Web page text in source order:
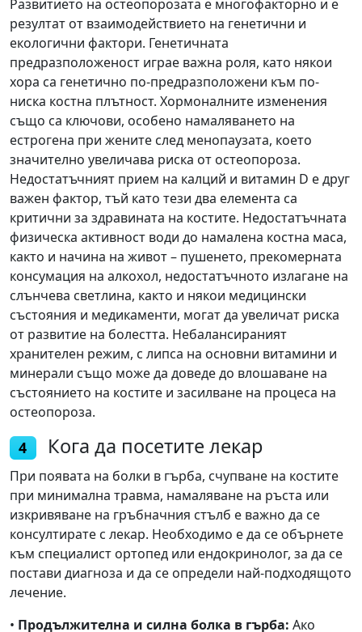
Развитието на остеопорозата е многофакторно и е
резултат от взаимодействието на генетични и
екологични фактори. Генетичната
предразположеност играе важна роля, като някои
хора са генетично по-предразположени към по-
ниска костна плътност. Хормоналните изменения
също са ключови, особено намаляването на
естрогена при жените след менопаузата, което
значително увеличава риска от остеопороза.
Недостатъчният прием на калций и витамин D е друг
важен фактор, тъй като тези два елемента са
критични за здравината на костите. Недостатъчната
физическа активност води до намалена костна маса,
както и начина на живот – пушенето, прекомерната
консумация на алкохол, недостатъчното излагане на
слънчева светлина, както и някои медицински
състояния и медикаменти, могат да увеличат риска
от развитие на болестта. Небалансираният
хранителен режим, с липса на основни витамини и
минерали също може да доведе до влошаване на
състоянието на костите и засилване на процеса на
остеопороза.
4 Кога да посетите лекар
При появата на болки в гърба, счупване на костите
при минимална травма, намаляване на ръста или
изкривяване на гръбначния стълб е важно да се
консултирате с лекар. Необходимо е да се обърнете
към специалист ортопед или ендокринолог, за да се
постави диагноза и да се определи най-подходящото
лечение.
• Продължителна и силна болка в гърба: Ако